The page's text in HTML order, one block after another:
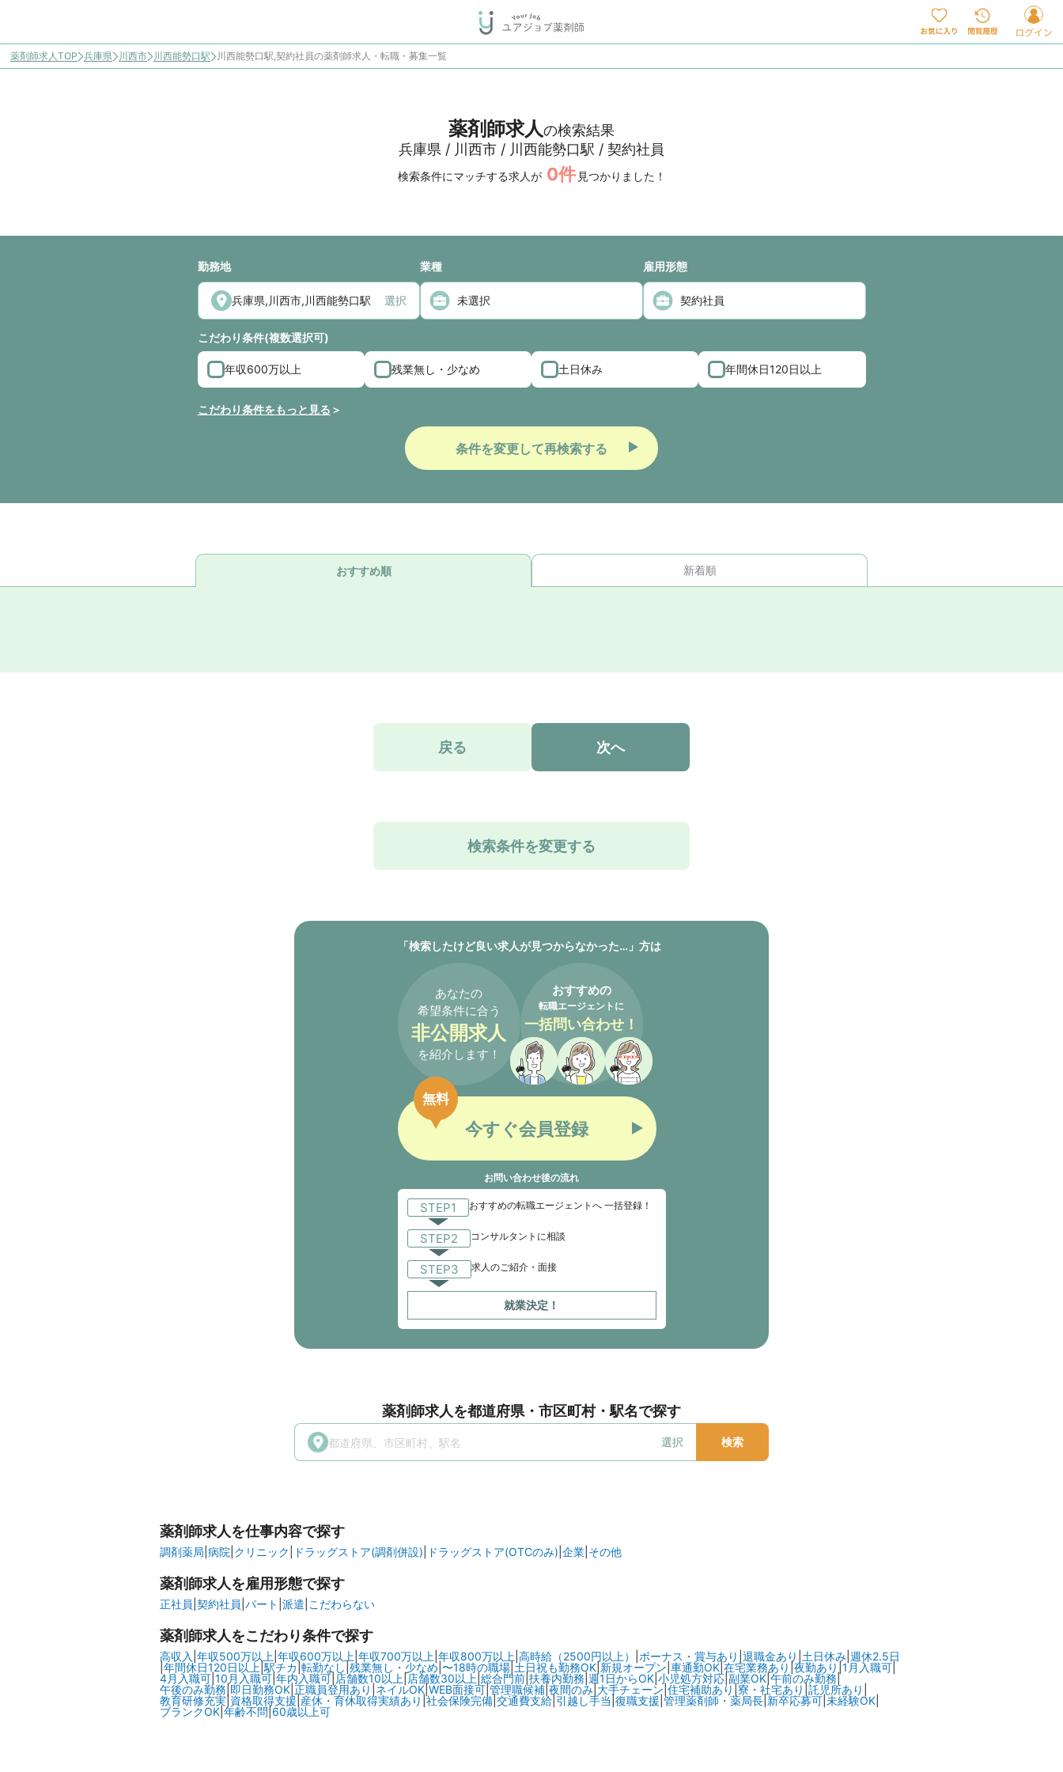
薬剤師求人TOP 兵庫県 川西市 川西能勢口駅 川西能勢口駅,契約社員の薬剤師求人・転職・募集一覧
薬剤師求人の検索結果
兵庫県 / 川西市 / 川西能勢口駅 / 契約社員
検索条件にマッチする求人が 0件 見つかりました！
勤務地
選択
業種 雇用形態
こだわり条件(複数選択可)
年収600万以上 残業無し・少なめ 土日休み 年間休日120日以上
こだわり条件をもっと見る
条件を変更して再検索する
おすすめ順 新着順
戻る 次へ
検索条件を変更する
「検索したけど良い求人が見つからなかった…」方は
あなたの
希望条件に合う
非公開求人
を紹介します！
おすすめの
転職エージェントに
一括問い合わせ！
今すぐ会員登録
無料
お問い合わせ後の流れ
STEP1 おすすめの転職エージェントへ 一括登録！
STEP2 コンサルタントに相談
STEP3 求人のご紹介・面接
就業決定！
薬剤師求人を都道府県・市区町村・駅名で探す
選択 検索
薬剤師求人を仕事内容で探す
調剤薬局 病院 クリニック ドラッグストア(調剤併設) ドラッグストア(OTCのみ) 企業| その他
薬剤師求人を雇用形態で探す
正社員 契約社員 パート 派遣 こだわらない
薬剤師求人をこだわり条件で探す
高収入 年収500万以上 年収600万以上 年収700万以上 年収800万以上 高時給（2500円以上） ボーナス・賞与あり 退職金あり 土日休み| 週休2.5日
年間休日120日以上 駅チカ 転勤なし 残業無し・少なめ 〜18時の職場| 土日祝も勤務OK| 新規オープン 車通勤OK|在宅業務あり 夜勤あり 1月入職可|
4月入職可| 10月入職可| 年内入職可| 店舗数10以上 |店舗数30以上 総合門前| 扶養内勤務 週1日からOK| 小児処方対応| 副業OK| 午前のみ勤務 |
午後のみ勤務 即日勤務OK| 正職員登用あり ネイルOK| WEB面接可| 管理職候補| 夜間のみ| 大手チェーン 住宅補助あり 寮・社宅あり 託児所あり
教育研修充実|資格取得支援 産休・育休取得実績あり |社会保険完備| 交通費支給| 引越し手当 復職支援 管理薬剤師・薬局長| 新卒応募可| 未経験OK|
ブランクOK| 年齢不問 60歳以上可